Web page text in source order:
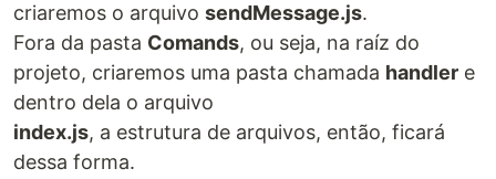
criaremos o arquivo sendMessage.js.
Fora da pasta Comands, ou seja, na raíz do
projeto, criaremos uma pasta chamada handler e
dentro dela o arquivo
index.js, a estrutura de arquivos, então, ficará
dessa forma.